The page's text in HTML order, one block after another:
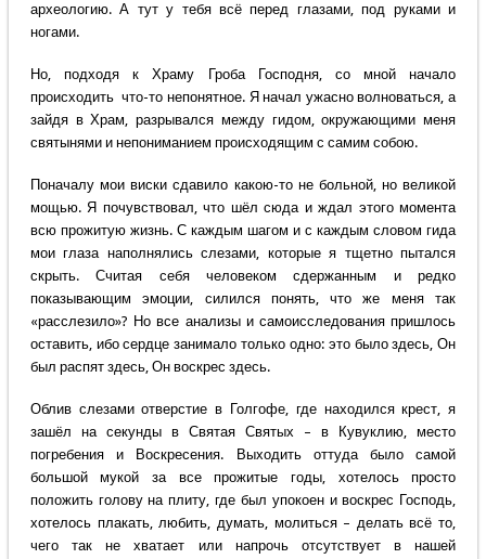
археологию. А тут у тебя всё перед глазами, под руками и
ногами.
Но, подходя к Храму Гроба Господня, со мной начало
происходить что-то непонятное. Я начал ужасно волноваться, а
зайдя в Храм, разрывался между гидом, окружающими меня
святынями и непониманием происходящим с самим собою.
Поначалу мои виски сдавило какою-то не больной, но великой
мощью. Я почувствовал, что шёл сюда и ждал этого момента
всю прожитую жизнь. С каждым шагом и с каждым словом гида
мои глаза наполнялись слезами, которые я тщетно пытался
скрыть. Считая себя человеком сдержанным и редко
показывающим эмоции, силился понять, что же меня так
«расслезило»? Но все анализы и самоисследования пришлось
оставить, ибо сердце занимало только одно: это было здесь, Он
был распят здесь, Он воскрес здесь.
Облив слезами отверстие в Голгофе, где находился крест, я
зашёл на секунды в Святая Святых – в Кувуклию, место
погребения и Воскресения. Выходить оттуда было самой
большой мукой за все прожитые годы, хотелось просто
положить голову на плиту, где был упокоен и воскрес Господь,
хотелось плакать, любить, думать, молиться – делать всё то,
чего так не хватает или напрочь отсутствует в нашей